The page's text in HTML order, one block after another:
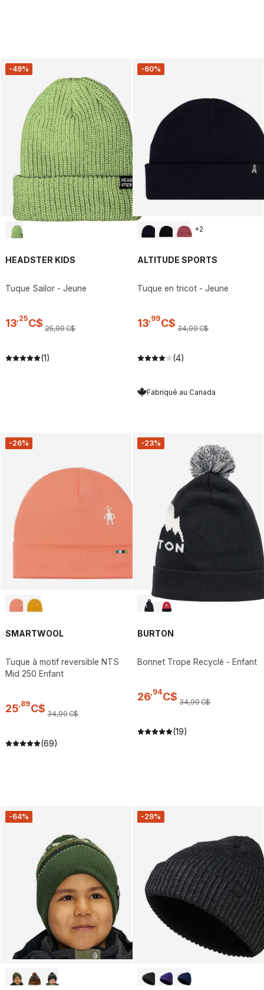
-49%
HEADSTER KIDS
Tuque Sailor - Jeune
13 25C$ 25,99C$
(1)
-60%
+2
ALTITUDE SPORTS
Tuque en tricot - Jeune
13 99C$ 34,99C$
(4)
Fabriqué au Canada
-26%
SMARTWOOL
Tuque à motif reversible NTS
Mid 250 Enfant
25 89C$ 34,99C$
(69)
-23%
BURTON
Bonnet Trope Recyclé - Enfant
26 94C$ 34,99C$
(19)
-64% -29%